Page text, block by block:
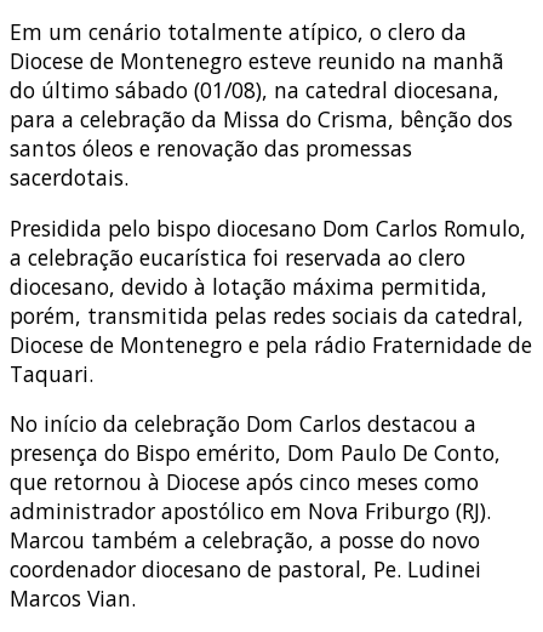
Em um cenário totalmente atípico, o clero da
Diocese de Montenegro esteve reunido na manhã
do último sábado (01/08), na catedral diocesana,
para a celebração da Missa do Crisma, bênção dos
santos óleos e renovação das promessas
sacerdotais.
Presidida pelo bispo diocesano Dom Carlos Romulo,
a celebração eucarística foi reservada ao clero
diocesano, devido à lotação máxima permitida,
porém, transmitida pelas redes sociais da catedral,
Diocese de Montenegro e pela rádio Fraternidade de
Taquari.
No início da celebração Dom Carlos destacou a
presença do Bispo emérito, Dom Paulo De Conto,
que retornou à Diocese após cinco meses como
administrador apostólico em Nova Friburgo (RJ).
Marcou também a celebração, a posse do novo
coordenador diocesano de pastoral, Pe. Ludinei
Marcos Vian.